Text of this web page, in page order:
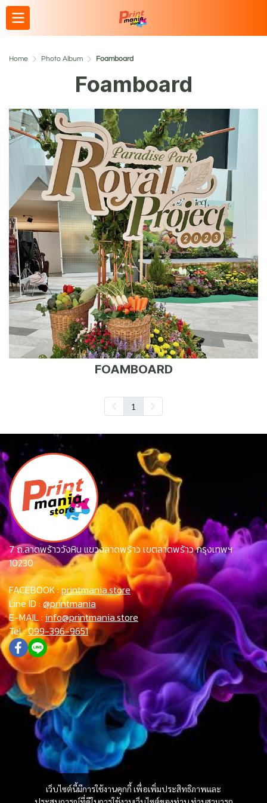
Home Photo Album Foamboard
Foamboard
FOAMBOARD
1
เว็บไซต์นี้มีการใช้งานคุกกี้ เพื่อเพิ่มประสิทธิภาพและ
7 ถ.ลาดพร้าววังหิน แขวงลาดพร้าว เขตลาดพร้าว กรุงเทพฯ
10230
FACEBOOK :printmania.store
Line ID :@printmania
E-MAIL :info@printmania.store
Tel :099-396-9651